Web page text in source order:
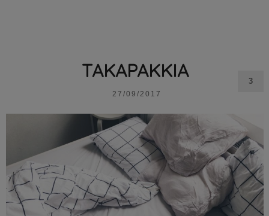
TAKAPAKKIA
27/09/2017
3